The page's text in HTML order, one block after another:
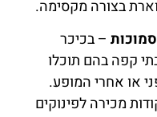
בצורה מקסימה.
– בכיכר
קפה בהם תוכלו
או אחרי המופע.
מכירה לפינוקים